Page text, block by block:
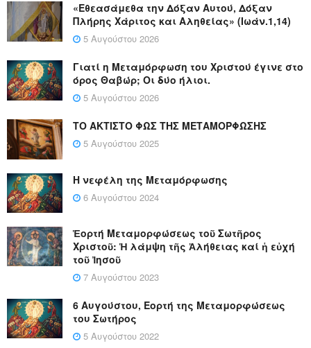
«Εθεασάμεθα την Δόξαν Αυτού, Δόξαν
Πλήρης Χάριτος και Αληθείας» (Ιωάν.1,14)
5 Αυγούστου 2026
Γιατί η Μεταμόρφωση του Χριστού έγινε στο
όρος Θαβώρ; Οι δύο ήλιοι.
5 Αυγούστου 2026
ΤΟ ΑΚΤΙΣΤΟ ΦΩΣ ΤΗΣ ΜΕΤΑΜΟΡΦΩΣΗΣ
5 Αυγούστου 2025
Η νεφέλη της Μεταμόρφωσης
6 Αυγούστου 2024
Ἑορτή Μεταμορφώσεως τοῦ Σωτῆρος
Χριστοῦ: Ἡ λάμψη τῆς Ἀλήθειας καί ἡ εὐχή
τοῦ Ἰησοῦ
7 Αυγούστου 2023
6 Αυγούστου, Εορτή της Μεταμορφώσεως
του Σωτήρος
5 Αυγούστου 2022